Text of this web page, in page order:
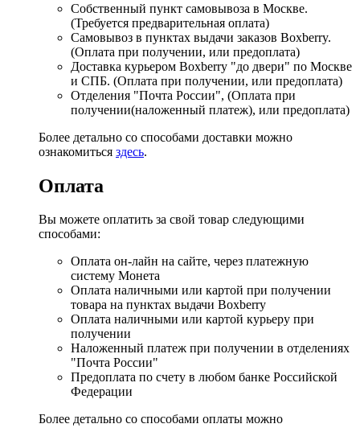
Собственный пункт самовывоза в Москве.
(Требуется предварительная оплата)
Самовывоз в пунктах выдачи заказов Boxberry.
(Оплата при получении, или предоплата)
Доставка курьером Boxberry "до двери" по Москве
и СПБ. (Оплата при получении, или предоплата)
Отделения "Почта России", (Оплата при
получении(наложенный платеж), или предоплата)
Более детально со способами доставки можно
ознакомиться здесь.
Оплата
Вы можете оплатить за свой товар следующими
способами:
Оплата он-лайн на сайте, через платежную
систему Монета
Оплата наличными или картой при получении
товара на пунктах выдачи Boxberry
Оплата наличными или картой курьеру при
получении
Наложенный платеж при получении в отделениях
"Почта России"
Предоплата по счету в любом банке Российской
Федерации
Более детально со способами оплаты можно